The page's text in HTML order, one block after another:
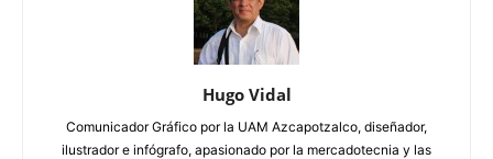
Hugo Vidal
Comunicador Gráfico por la UAM Azcapotzalco, diseñador,
ilustrador e infógrafo, apasionado por la mercadotecnia y las